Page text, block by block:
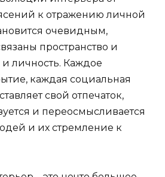
к отражению личной
очевидным,
пространство и
и личность. Каждое
каждая социальная
свой отпечаток,
и переосмысливается
и их стремление к